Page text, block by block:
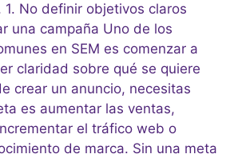
No definir objetivos claros
una campaña Uno de los
en SEM es comenzar a
claridad sobre qué se quiere
crear un anuncio, necesitas
es aumentar las ventas,
el tráfico web o
de marca. Sin una meta